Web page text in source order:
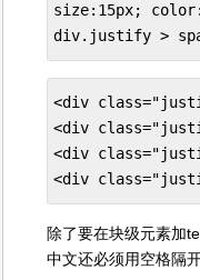
size:15px;
div.justify >
<div
<div
<div
<div
除了要在块级元素加
中文还必须用空格隔